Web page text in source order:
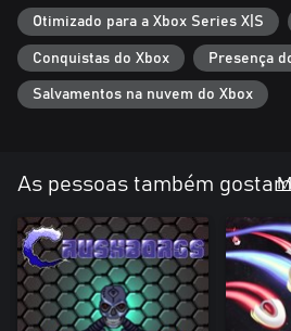
Otimizado para a Xbox Series X|S
Conquistas do Xbox Presença
Salvamentos na nuvem do Xbox
As pessoas também gostam